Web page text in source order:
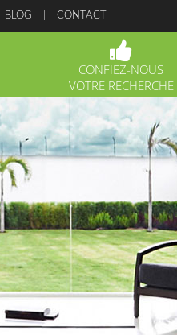
BLOG CONTACT
CONFIEZ-NOUS
VOTRE RECHERCHE